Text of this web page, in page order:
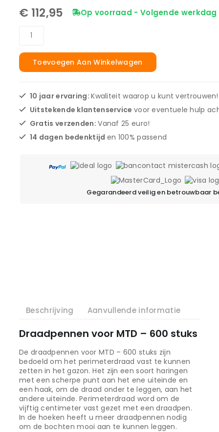
€ 112,95 Op voorraad - Volgende
Toevoegen Aan Winkelwagen
10 jaar ervaring:Kwaliteit waarop u kunt vertrouwen!
Uitstekende klantenservice voor eventuele hulp
Gratis verzenden:Vanaf 25 euro!
14 dagen bedenktijd en 100% passend
Gegarandeerd veilig en betrouwbaar
Beschrijving Aanvullende informatie
Draadpennen voor MTD – 600 stuks
De draadpennen voor MTD – 600 stuks zijn
bedoeld om het perimeterdraad vast te kunnen
zetten in het gazon. Het zijn een soort haringen
met een scherpe punt aan het ene uiteinde en
een haak, om de draad onder te leggen, aan het
andere uiteinde. Perimeterdraad word om de
vijftig centimeter vast gezet met een draadpen.
In de hoeken heeft u meer draadpennen nodig
om de bochten mooi aan te kunnen leggen.